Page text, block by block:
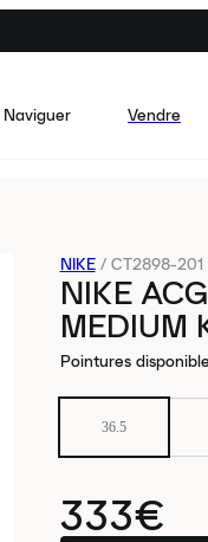
Naviguer Vendre
NIKE / CT2898-201
NIKE
MEDIUM
Pointures
36.5
333€